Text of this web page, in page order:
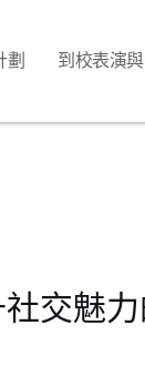
到校表演
交魅